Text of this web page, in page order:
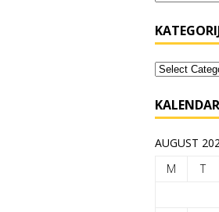
KALENDAR
AUGUST
M
T